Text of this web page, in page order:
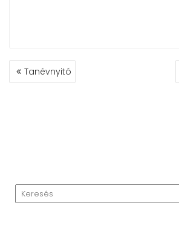
BEJEGYZÉS
NAVIGÁCIÓ
Tanévnyitó